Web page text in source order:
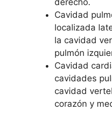
derecho.
Cavidad
localizada
la cavidad
pulmón
Cavidad
cavidades
cavidad
corazón y